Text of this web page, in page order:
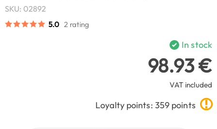
SKU: 02892
5.0 2 rating
In stock
98.93 €
VAT included
Loyalty points: 359 points